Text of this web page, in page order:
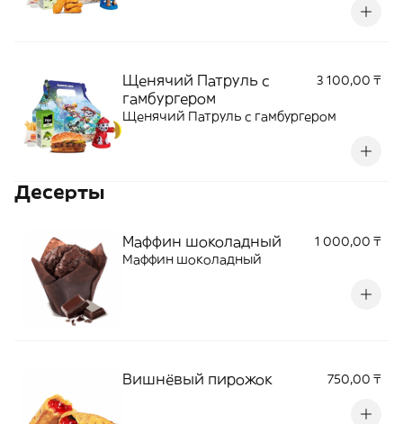
Щенячий Патруль с
гамбургером
3 100,00 ₸
Щенячий Патруль с гамбургером
Десерты
Маффин шоколадный
1 000,00 ₸
Маффин шоколадный
Вишнёвый пирожок 750,00 ₸